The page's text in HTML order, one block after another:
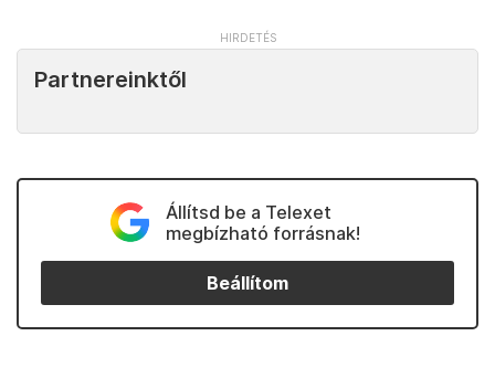
Partnereinktől
Állítsd be a Telexet
megbízható forrásnak!
Beállítom